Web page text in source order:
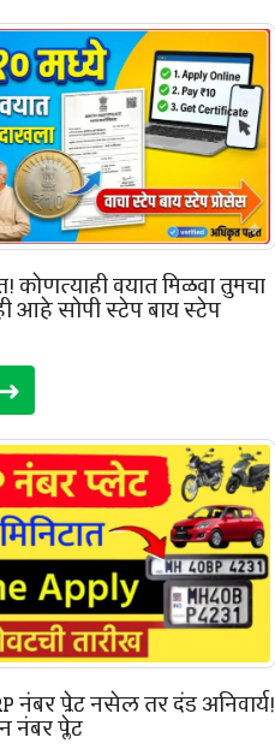
कोणत्याही वयात मिळवा तुमचा
आहे सोपी स्टेप बाय स्टेप
नंबर प्लेट नसेल तर दंड अनिवार्य!
नंबर प्लेट